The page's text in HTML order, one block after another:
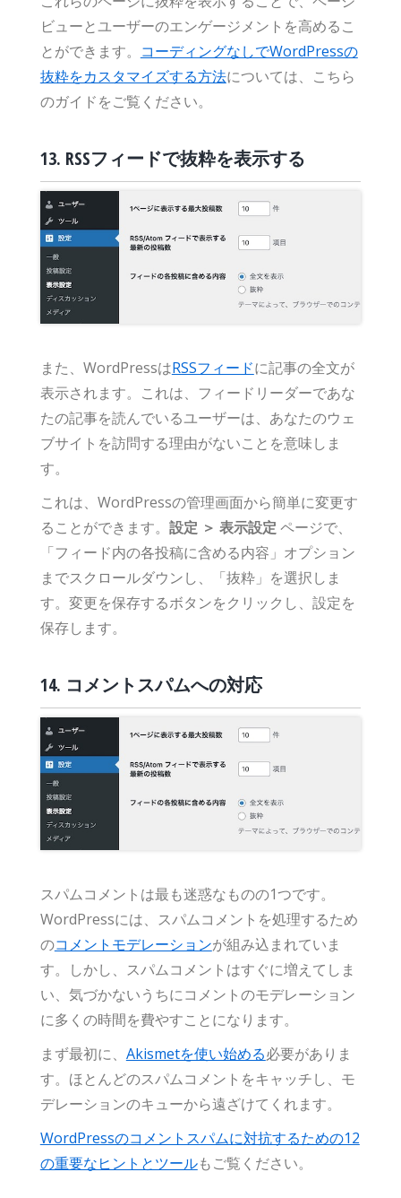
ビューとユーザーのエンゲージメントを高めるこ
とができます。 コーディングなしでWordPressの
抜粋をカスタマイズする方法については、こちら
のガイドをご覧ください。
13. RSSフィードで抜粋を表示する
また、WordPressはRSSフィードに記事の全文が
表示されます。これは、フィードリーダーであな
たの記事を読んでいるユーザーは、あなたのウェ
ブサイトを訪問する理由がないことを意味しま
す。
これは、WordPressの管理画面から簡単に変更す
ることができます。 設定 ＞ 表示設定 ページで、
「フィード内の各投稿に含める内容」オプション
までスクロールダウンし、「抜粋」を選択しま
す。変更を保存するボタンをクリックし、設定を
保存します。
14. コメントスパムへの対応
スパムコメントは最も迷惑なものの1つです。
WordPressには、スパムコメントを処理するため
のコメントモデレーションが組み込まれていま
す。しかし、スパムコメントはすぐに増えてしま
い、気づかないうちにコメントのモデレーション
に多くの時間を費やすことになります。
まず最初に、 Akismetを使い始める必要がありま
す。ほとんどのスパムコメントをキャッチし、モ
デレーションのキューから遠ざけてくれます。
WordPressのコメントスパムに対抗するための12
の重要なヒントとツールもご覧ください。